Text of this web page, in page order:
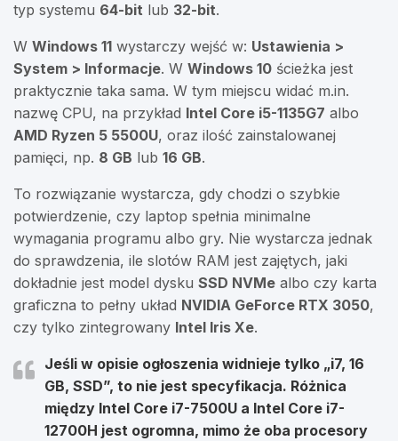
typ systemu 64-bit lub 32-bit.
W Windows 11 wystarczy wejść w: Ustawienia >
System > Informacje. W Windows 10 ścieżka jest
praktycznie taka sama. W tym miejscu widać m.in.
nazwę CPU, na przykład Intel Core i5-1135G7 albo
AMD Ryzen 5 5500U, oraz ilość zainstalowanej
pamięci, np. 8 GB lub 16 GB.
To rozwiązanie wystarcza, gdy chodzi o szybkie
potwierdzenie, czy laptop spełnia minimalne
wymagania programu albo gry. Nie wystarcza jednak
do sprawdzenia, ile slotów RAM jest zajętych, jaki
dokładnie jest model dysku SSD NVMe albo czy karta
graficzna to pełny układ NVIDIA GeForce RTX 3050,
czy tylko zintegrowany Intel Iris Xe.
Jeśli w opisie ogłoszenia widnieje tylko „i7, 16
GB, SSD”, to nie jest specyfikacja. Różnica
między Intel Core i7-7500U a Intel Core i7-
12700H jest ogromna, mimo że oba procesory